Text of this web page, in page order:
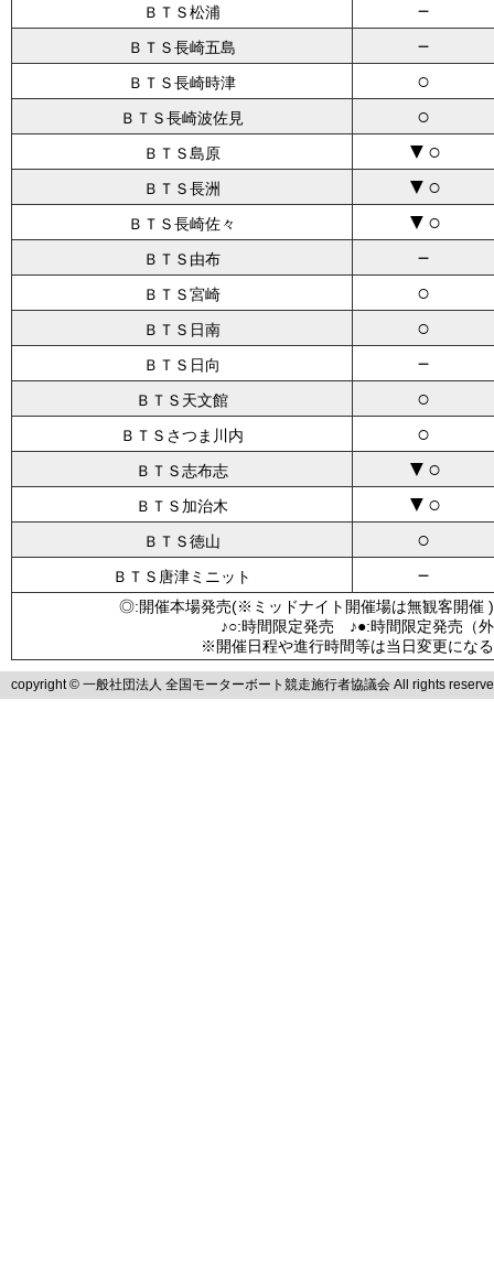
ＢＴＳ松浦 －
ＢＴＳ長崎五島 －
ＢＴＳ長崎時津 ○
ＢＴＳ長崎波佐見 ○
ＢＴＳ島原 ▼○
ＢＴＳ長洲 ▼○
ＢＴＳ長崎佐々 ▼○
ＢＴＳ由布 －
ＢＴＳ宮崎 ○
ＢＴＳ日南 ○
ＢＴＳ日向 －
ＢＴＳ天文館 ○
ＢＴＳさつま川内 ○
ＢＴＳ志布志 ▼○
ＢＴＳ加治木 ▼○
ＢＴＳ徳山 ○
ＢＴＳ唐津ミニット －
◎:開催本場発売(※ミッドナイト開催場は無観客
♪○:時間限定発売 ♪●:時間限定発売
※開催日程や進行時間等は当日変更にな
copyright © 一般社団法人 全国モーターボート競走施行者協議会 All rights